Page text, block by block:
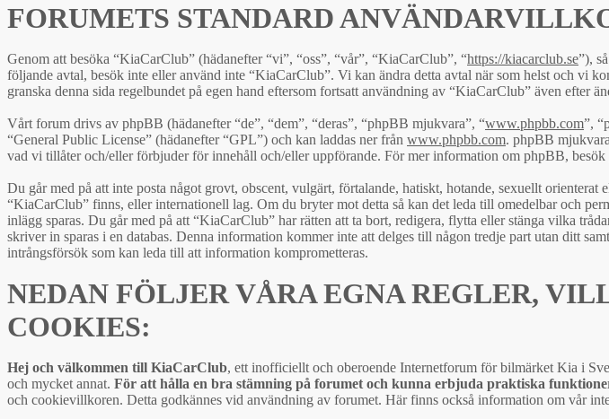
FORUMETS STANDARD
Genom att besöka “KiaCarClub” (hädanefter “vi”, “oss”, “vår”, “KiaCarClub”, “https://kiacarclub.se”),
följande avtal, besök inte eller använd inte “KiaCarClub”. Vi kan ändra detta avtal när som helst och vi
granska denna sida regelbundet på egen hand eftersom fortsatt användning av “KiaCarClub” även efter
Vårt forum drivs av phpBB (hädanefter “de”, “dem”, “deras”, “phpBB mjukvara”, “www.phpbb.com”,
“General Public License” (hädanefter “GPL”) och kan laddas ner från www.phpbb.com. phpBB
vad vi tillåter och/eller förbjuder för innehåll och/eller uppförande. För mer information om phpBB, besök
Du går med på att inte posta något grovt, obscent, vulgärt, förtalande, hatiskt, hotande, sexuellt
“KiaCarClub” finns, eller internationell lag. Om du bryter mot detta så kan det leda till omedelbar och
inlägg sparas. Du går med på att “KiaCarClub” har rätten att ta bort, redigera, flytta eller stänga vilka
skriver in sparas i en databas. Denna information kommer inte att delges till någon tredje part utan ditt
intrångsförsök som kan leda till att information komprometteras.
NEDAN FÖLJER VÅRA EGNA REGLER,
COOKIES:
Hej och välkommen till KiaCarClub, ett inofficiellt och oberoende Internetforum för bilmärket Kia i
och mycket annat. För att hålla en bra stämning på forumet och kunna erbjuda praktiska
och cookievillkoren. Detta godkännes vid användning av forumet. Här finns också information om vår